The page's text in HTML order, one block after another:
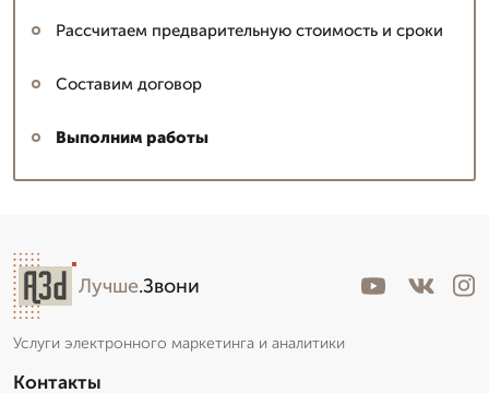
Рассчитаем предварительную стоимость и сроки
Составим договор
Выполним работы
Лучше.Звони
Услуги электронного маркетинга и аналитики
Контакты